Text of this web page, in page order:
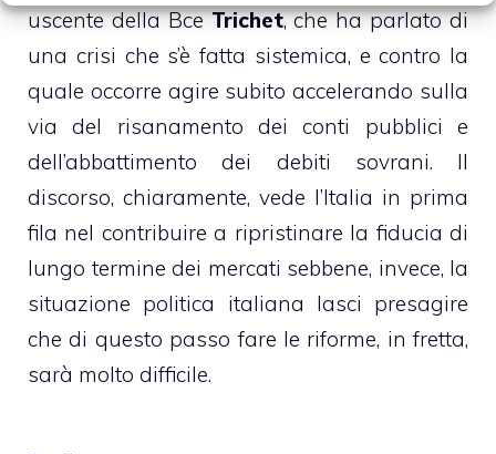
uscente della BceTrichet, che ha parlato di
una crisi che s’è fatta sistemica, e contro la
quale occorre agire subito accelerando sulla
via del risanamento dei conti pubblici e
dell’abbattimento dei debiti sovrani. Il
discorso, chiaramente, vede l’Italia in prima
fila nel contribuire a ripristinare la fiducia di
lungo termine dei mercati sebbene, invece, la
situazione politica italiana lasci presagire
che di questo passo fare le riforme, in fretta,
sarà molto difficile.